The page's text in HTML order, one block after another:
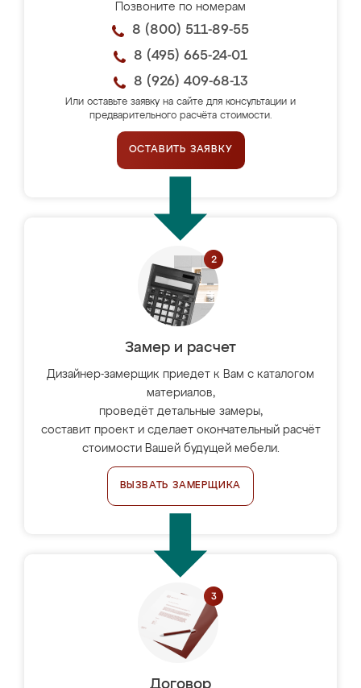
Позвоните по номерам
8 (800) 511-89-55
8 (495) 665-24-01
8 (926) 409-68-13
Или оставьте заявку на сайте для консультации и
предварительного расчёта стоимости.
ОСТАВИТЬ ЗАЯВКУ
Замер и расчет
Дизайнер-замерщик приедет к Вам с каталогом
материалов,
проведёт детальные замеры,
составит проект и сделает окончательный расчёт
стоимости Вашей будущей мебели.
ВЫЗВАТЬ ЗАМЕРЩИКА
Договор